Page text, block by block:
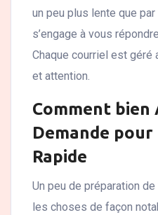
un peu plus lente que
s’engage à vous
Chaque courriel est
et attention.
Comment
Demande
Rapide
Un peu de préparation
les choses de façon